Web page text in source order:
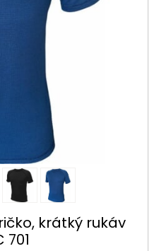
krátký rukáv
701